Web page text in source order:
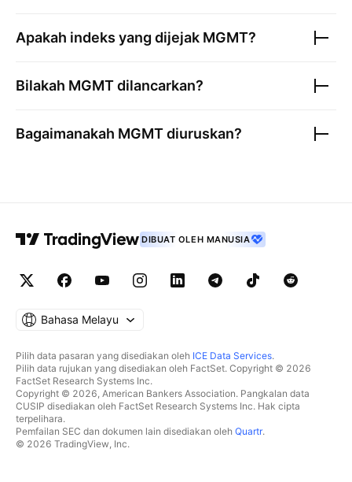
Apakah indeks yang dijejak MGMT?
Bilakah MGMTdilancarkan?
Bagaimanakah MGMTdiuruskan?
DIBUAT OLEH MANUSIA
Bahasa Melayu
Pilih data pasaran yang disediakan oleh ICE Data Services.
Pilih data rujukan yang disediakan oleh FactSet. Copyright © 2026
FactSet Research Systems Inc.
Copyright © 2026, American Bankers Association. Pangkalan data
CUSIP disediakan oleh FactSet Research Systems Inc. Hak cipta
terpelihara.
Pemfailan SEC dan dokumen lain disediakan oleh Quartr.
© 2026 TradingView, Inc.